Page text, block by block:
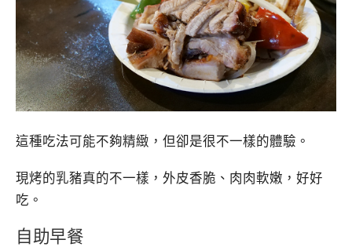
這種吃法可能不夠精緻，但卻是很不一樣的體驗。
現烤的乳豬真的不一樣，外皮香脆、肉肉軟嫩，好好
吃。
自助早餐